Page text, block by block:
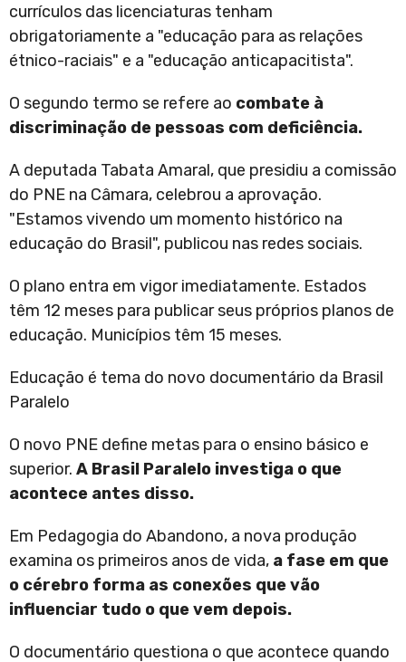
currículos das licenciaturas tenham
obrigatoriamente a "educação para as relações
étnico-raciais" e a "educação anticapacitista".
O segundo termo se refere ao combate à
discriminação de pessoas com deficiência.
A deputada Tabata Amaral, que presidiu a comissão
do PNE na Câmara, celebrou a aprovação.
"Estamos vivendo um momento histórico na
educação do Brasil", publicou nas redes sociais.
O plano entra em vigor imediatamente. Estados
têm 12 meses para publicar seus próprios planos de
educação. Municípios têm 15 meses.
Educação é tema do novo documentário da Brasil
Paralelo
O novo PNE define metas para o ensino básico e
superior. A Brasil Paralelo investiga o que
acontece antes disso.
Em Pedagogia do Abandono, a nova produção
examina os primeiros anos de vida, a fase em que
o cérebro forma as conexões que vão
influenciar tudo o que vem depois.
O documentário questiona o que acontece quando